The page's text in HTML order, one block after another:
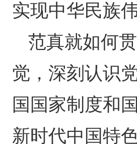
实现中华民族
范真就如何
觉，深刻认识
国国家制度和
新时代中国特